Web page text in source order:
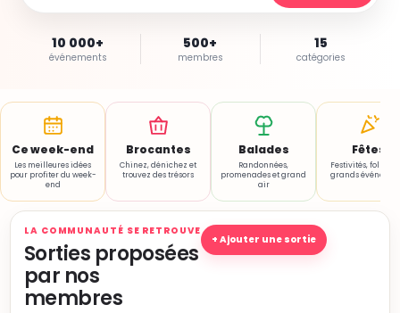
10 000+
événements
500+
membres
15
catégories
Ce week-end
Les meilleures idées
pour profiter du week-
end
Brocantes
Chinez, dénichez et
trouvez des trésors
Balades
Randonnées,
promenades et grand
air
Fêtes
Festivités, folklore
grands
LA COMMUNAUTÉ SE RETROUVE
Sorties proposées
par nos
membres
+ Ajouter une sortie